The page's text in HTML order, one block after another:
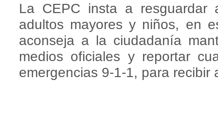
La CEPC insta a resguardar
adultos mayores y niños, en
aconseja a la ciudadanía
medios oficiales y reportar
emergencias 9-1-1, para recibir